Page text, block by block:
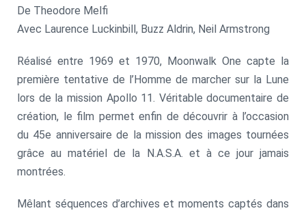
De Theodore Melfi
Avec Laurence Luckinbill, Buzz Aldrin, Neil Armstrong
Réalisé entre 1969 et 1970, Moonwalk One capte la
première tentative de l’Homme de marcher sur la Lune
lors de la mission Apollo 11. Véritable documentaire de
création, le film permet enfin de découvrir à l’occasion
du 45e anniversaire de la mission des images tournées
grâce au matériel de la N.A.S.A. et à ce jour jamais
montrées.
Mêlant séquences d’archives et moments captés dans